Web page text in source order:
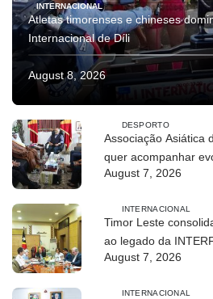
INTERNACIONAL
Atletas timorenses e chineses
Internacional de Díli
August 8, 2026
DESPORTO
Associação Asiática
quer acompanhar
modalidade em Timor
August 7, 2026
INTERNACIONAL
Timor Leste
ao legado da
avanço de memorial
August 7, 2026
INTERNACIONAL